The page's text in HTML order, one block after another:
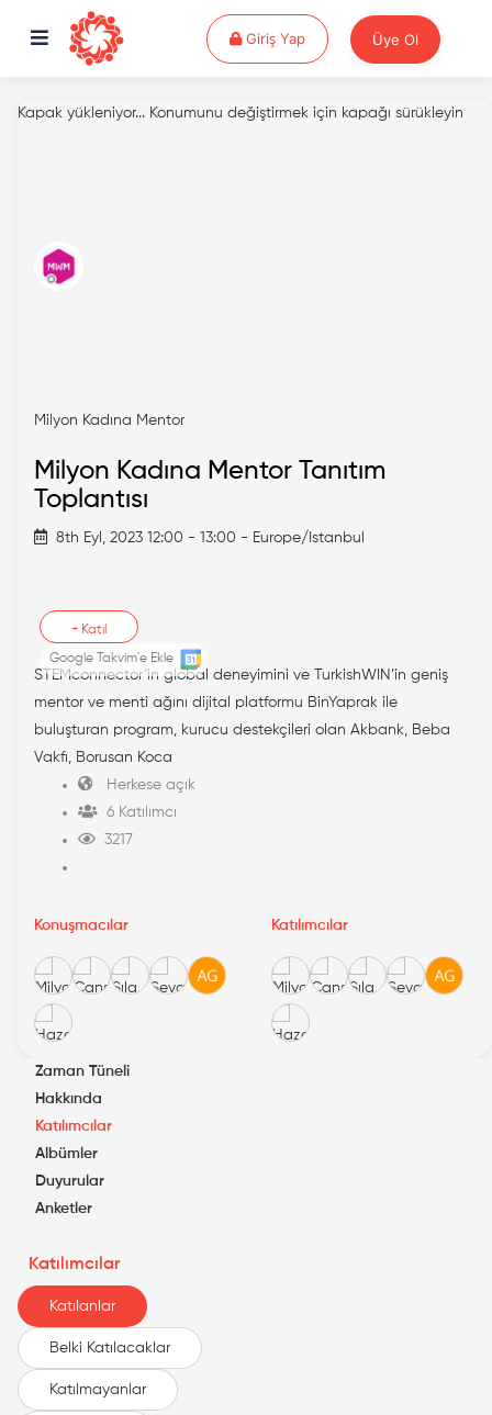
Giriş YapGiriş Yap Üye Ol
Kapak yükleniyor... Konumunu değiştirmek için kapağı sürükleyin
Milyon Kadına Mentor
Milyon Kadına Mentor Tanıtım
Toplantısı
8th Eyl, 2023 12:00 - 13:00 - Europe/Istanbul
+ Katıl
Google Takvim'e Ekle
STEMconnector’in global deneyimini ve TurkishWIN’in geniş
mentor ve menti ağını dijital platformu BinYaprak ile
buluşturan program, kurucu destekçileri olan Akbank, Beba
Vakfı, Borusan Koca
Herkese açık
6 Katılımcı
3217
Konuşmacılar Katılımcılar
Zaman Tüneli
Hakkında
Katılımcılar
Albümler
Duyurular
Anketler
Katılımcılar
Katılanlar
Belki Katılacaklar
Katılmayanlar